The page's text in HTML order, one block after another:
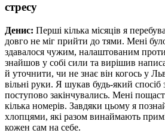
стресу
Денис: Перші кілька місяців я
довго не міг прийти до тями. Мені
здавалося чужим, налаштованим
знайшов у собі сили та вирішив
й уточнити, чи не знає він когось у
вільні руки. Я шукав будь-який
поступово закінчувались. Мені
кілька номерів. Завдяки цьому я
хлопцями, які разом винаймають
кожен сам на себе.